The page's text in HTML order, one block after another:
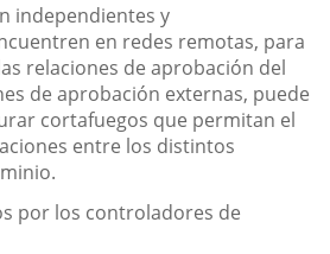
independientes y
en redes remotas, para
relaciones de aprobación del
de aprobación externas, puede
cortafuegos que permitan el
entre los distintos
por los controladores de